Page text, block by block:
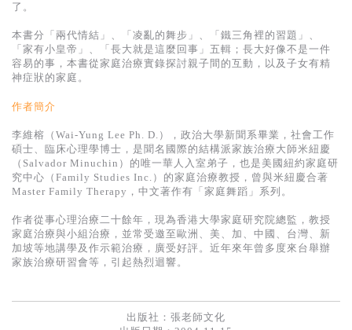
了。
本書分「兩代情結」、「凌亂的舞步」、「鐵三角裡的習題」、
「家有小皇帝」、「長大就是這麼回事」五輯；長大好像不是一件
容易的事，本書從家庭治療實錄探討親子間的互動，以及子女有精
神症狀的家庭。
作者簡介
李維榕（Wai-Yung Lee Ph. D.），政治大學新聞系畢業，社會工作
碩士、臨床心理學博士，是聞名國際的結構派家族治療大師米紐慶
（Salvador Minuchin）的唯一華人入室弟子，也是美國紐約家庭研
究中心（Family Studies Inc.）的家庭治療教授，曾與米紐慶合著
Master Family Therapy，中文著作有「家庭舞蹈」系列。
作者從事心理治療二十餘年，現為香港大學家庭研究院總監，教授
家庭治療與小組治療，並常受邀至歐洲、美、加、中國、台灣、新
加坡等地講學及作示範治療，廣受好評。近年來年曾多度來台舉辦
家族治療研習會等，引起熱烈迴響。
出版社： 張老師文化